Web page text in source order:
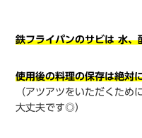
鉄フライパンのサビは 水、
使用後の料理の保存は絶対
（アツアツをいただくため
大丈夫です◎）